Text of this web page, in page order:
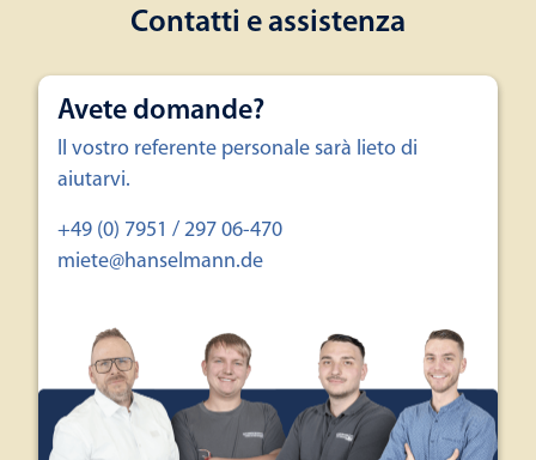
Contatti e assistenza
Avete domande?
Il vostro referente personale sarà lieto di
aiutarvi.
+49 (0) 7951 / 297 06-470
miete@hanselmann.de